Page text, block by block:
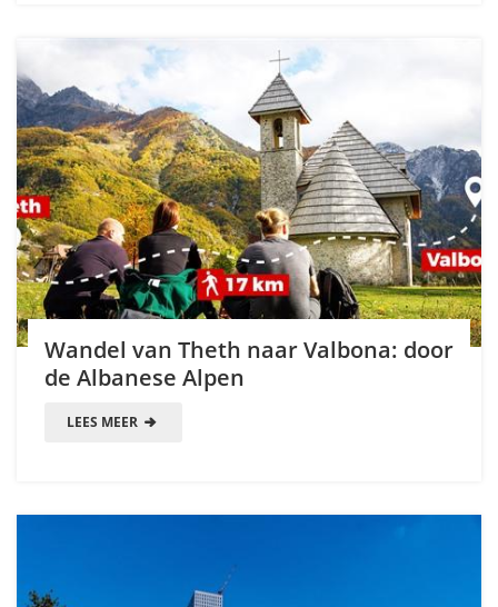
Wandel van Theth naar Valbona: door
de Albanese Alpen
LEES MEER